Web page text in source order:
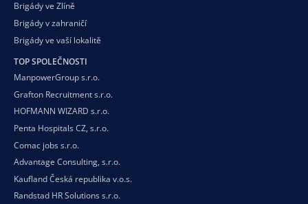
Brigády ve Zlíně
Brigády v zahraničí
Brigády ve vaší lokalitě
TOP SPOLEČNOSTI
ManpowerGroup s.r.o.
Grafton Recruitment s.r.o.
HOFMANN WIZARD s.r.o.
Penta Hospitals CZ, s.r.o.
Comac jobs s.r.o.
Advantage Consulting, s.r.o.
Kaufland Česká republika v.o.s.
Randstad HR Solutions s.r.o.